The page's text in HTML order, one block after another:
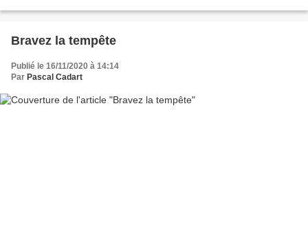
Bravez la tempête
Publié le 16/11/2020 à 14:14
Par Pascal Cadart